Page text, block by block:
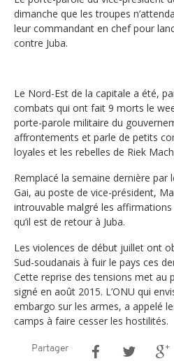
dimanche que les troupes
leur commandant en chef pour
contre Juba.
Le Nord-Est de la capitale a été,
combats qui ont fait 9 morts le
porte-parole militaire du
affrontements et parle de petits
loyales et les rebelles de Riek
Remplacé la semaine dernière par
Gai, au poste de vice-président,
introuvable malgré les
qu’il est de retour à Juba.
Les violences de début juillet ont
Sud-soudanais à fuir le pays ces
Cette reprise des tensions met au
signé en août 2015. L’ONU qui
embargo sur les armes, a appelé
camps à faire cesser les hostilités.
Partager